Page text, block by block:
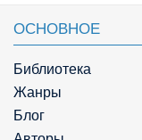
ОСНОВНОЕ
Библиотека
Жанры
Блог